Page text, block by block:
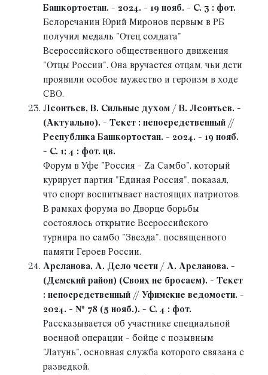
Башкортостан. - 2024. - 19 нояб. - С. 3 : фот.
Белоречанин Юрий Миронов первым в РБ
получил медаль "Отец солдата"
Всероссийского общественного движения
"Отцы России". Она вручается отцам, чьи дети
проявили особое мужество и героизм в ходе
СВО.
Леонтьев, В. Сильные духом / В. Леонтьев. -
(Актуально). - Текст : непосредственный //
Республика Башкортостан. - 2024. - 19 нояб.
- С. 1; 4 : фот. цв.
Форум в Уфе "Россия - Zа Самбо", который
курирует партия "Единая Россия", показал,
что спорт воспитывает настоящих патриотов.
В рамках форума во Дворце борьбы
состоялось открытие Всероссийского
турнира по самбо "Звезда", посвященного
памяти Героев России.
Арсланова, А. Дело чести / А. Арсланова. -
(Демский район) (Своих не бросаем). - Текст
: непосредственный // Уфимские ведомости. -
2024. - № 78 (5 нояб.). - С. 4 : фот.
Рассказывается об участнике специальной
военной операции - бойце с позывным
"Латунь", основная служба которого связана с
разведкой.